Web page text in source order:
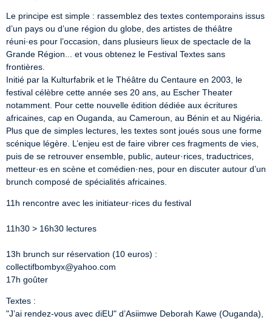
Le principe est simple : rassemblez des textes contemporains issus
d’un pays ou d’une région du globe, des artistes de théâtre
réuni·es pour l’occasion, dans plusieurs lieux de spectacle de la
Grande Région... et vous obtenez le Festival Textes sans
frontières.
Initié par la Kulturfabrik et le Théâtre du Centaure en 2003, le
festival célèbre cette année ses 20 ans, au Escher Theater
notamment. Pour cette nouvelle édition dédiée aux écritures
africaines, cap en Ouganda, au Cameroun, au Bénin et au Nigéria.
Plus que de simples lectures, les textes sont joués sous une forme
scénique légère. L’enjeu est de faire vibrer ces fragments de vies,
puis de se retrouver ensemble, public, auteur·rices, traductrices,
metteur·es en scène et comédien·nes, pour en discuter autour d’un
brunch composé de spécialités africaines.
11h rencontre avec les initiateur·rices du festival
11h30 > 16h30 lectures
13h brunch sur réservation (10 euros) :
collectifbombyx@yahoo.com
17h goûter
Textes :
"J’ai rendez-vous avec diEU" d’Asiimwe Deborah Kawe (Ouganda),